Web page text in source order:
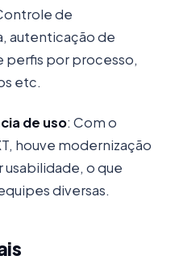
de
autenticação de
perfis por processo,
etc.
de uso: Com o
houve modernização
o que
diversas.